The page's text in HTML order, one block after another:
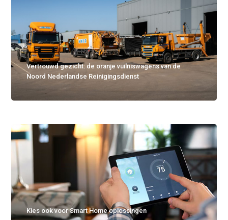
Vertrouwd gezicht: de oranje vuilniswagens van de
Noord Nederlandse Reinigingsdienst
Kies ook voor Smart Home oplossingen